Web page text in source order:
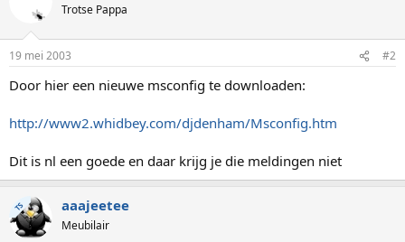
Trotse Pappa
19 mei 2003 #2
Door hier een nieuwe msconfig te downloaden:
http://www2.whidbey.com/djdenham/Msconfig.htm
Dit is nl een goede en daar krijg je die meldingen niet
TS aaajeetee
Meubilair